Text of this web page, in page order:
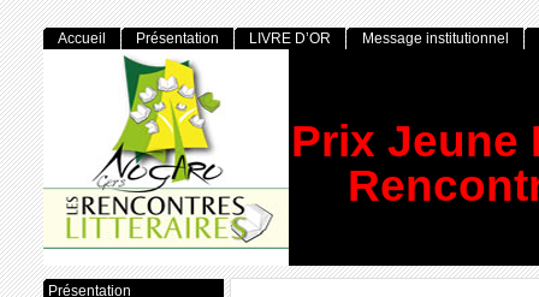
Prix Jeune
Accueil Présentation LIVRE D’OR Message institutionnel
Présentation